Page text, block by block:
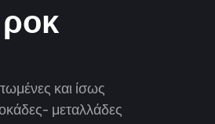
και ίσως
μεταλλάδες